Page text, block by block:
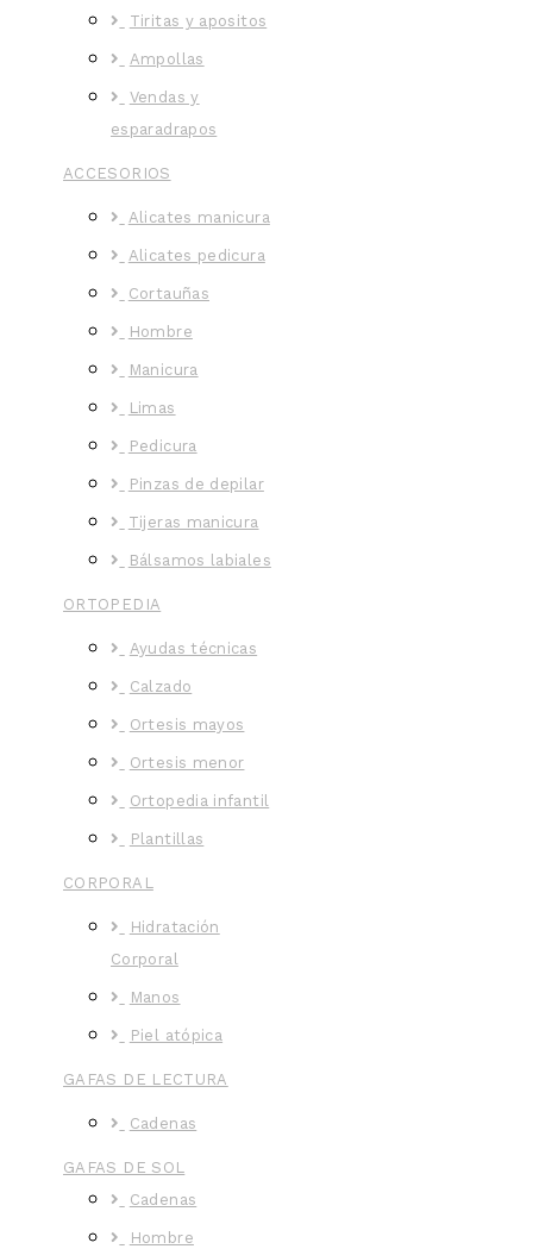
Tiritas y apositos
Ampollas
Vendas y
esparadrapos
ACCESORIOS
Alicates manicura
Alicates pedicura
Cortauñas
Hombre
Manicura
Limas
Pedicura
Pinzas de depilar
Tijeras manicura
Bálsamos labiales
ORTOPEDIA
Ayudas técnicas
Calzado
Ortesis mayos
Ortesis menor
Ortopedia infantil
Plantillas
CORPORAL
Hidratación
Corporal
Manos
Piel atópica
GAFAS DE LECTURA
Cadenas
GAFAS DE SOL
Cadenas
Hombre